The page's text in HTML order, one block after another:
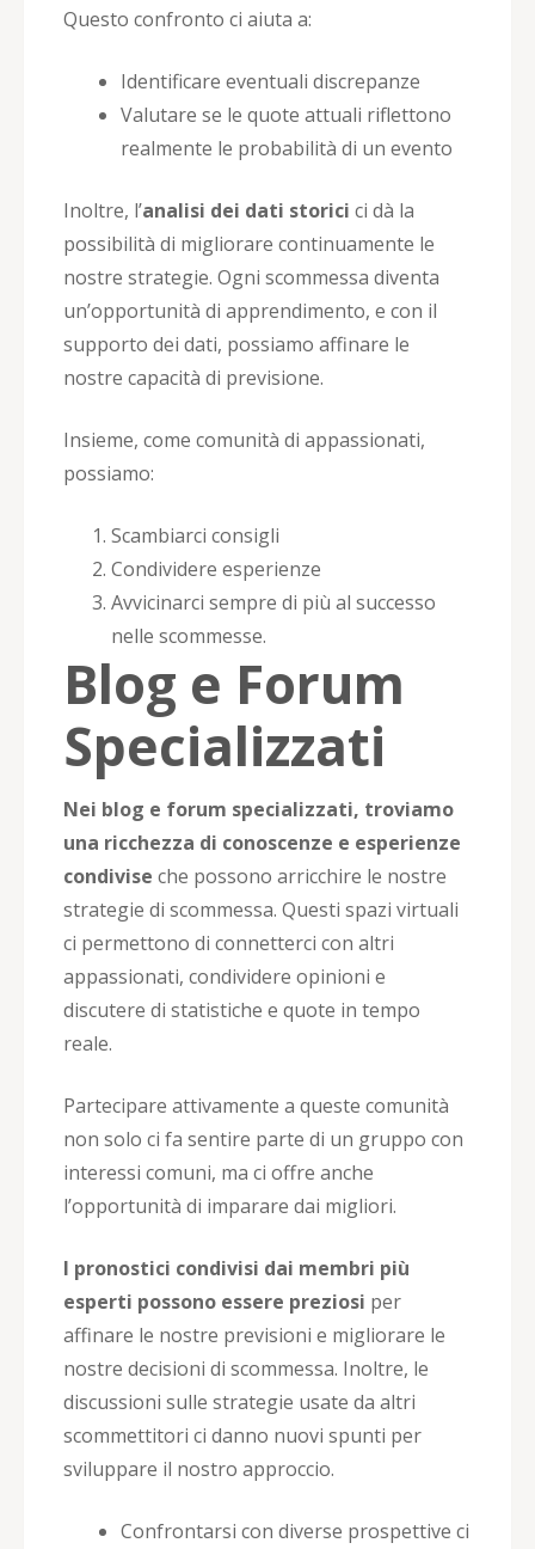
Questo confronto ci aiuta a:
Identificare eventuali discrepanze
Valutare se le quote attuali riflettono
realmente le probabilità di un evento
Inoltre, l’analisi dei dati storici ci dà la
possibilità di migliorare continuamente le
nostre strategie. Ogni scommessa diventa
un’opportunità di apprendimento, e con il
supporto dei dati, possiamo affinare le
nostre capacità di previsione.
Insieme, come comunità di appassionati,
possiamo:
Scambiarci consigli
Condividere esperienze
Avvicinarci sempre di più al successo
nelle scommesse.
Blog e Forum
Specializzati
Nei blog e forum specializzati, troviamo
una ricchezza di conoscenze e esperienze
condivise che possono arricchire le nostre
strategie di scommessa. Questi spazi virtuali
ci permettono di connetterci con altri
appassionati, condividere opinioni e
discutere di statistiche e quote in tempo
reale.
Partecipare attivamente a queste comunità
non solo ci fa sentire parte di un gruppo con
interessi comuni, ma ci offre anche
l’opportunità di imparare dai migliori.
I pronostici condivisi dai membri più
esperti possono essere preziosi per
affinare le nostre previsioni e migliorare le
nostre decisioni di scommessa. Inoltre, le
discussioni sulle strategie usate da altri
scommettitori ci danno nuovi spunti per
sviluppare il nostro approccio.
Confrontarsi con diverse prospettive ci